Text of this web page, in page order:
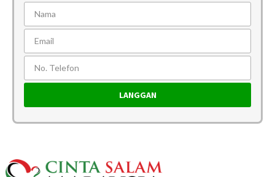
LANGGAN